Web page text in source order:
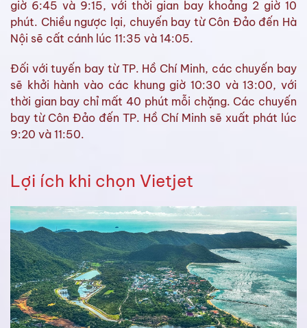
giờ 6:45 và 9:15, với thời gian bay khoảng 2 giờ 10
phút. Chiều ngược lại, chuyến bay từ Côn Đảo đến Hà
Nội sẽ cất cánh lúc 11:35 và 14:05.
Đối với tuyến bay từ TP. Hồ Chí Minh, các chuyến bay
sẽ khởi hành vào các khung giờ 10:30 và 13:00, với
thời gian bay chỉ mất 40 phút mỗi chặng. Các chuyến
bay từ Côn Đảo đến TP. Hồ Chí Minh sẽ xuất phát lúc
9:20 và 11:50.
Lợi ích khi chọn Vietjet